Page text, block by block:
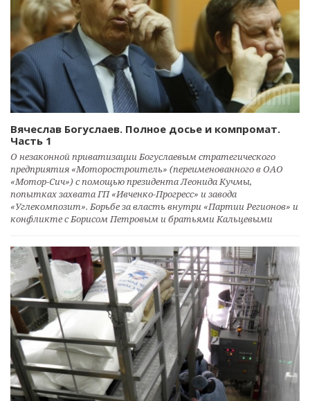
Вячеслав Богуслаев. Полное досье и компромат.
Часть 1
О незаконной приватизации Богуслаевым стратегического
предприятия «Моторостроитель» (переименованного в ОАО
«Мотор-Сич») с помощью президента Леонида Кучмы,
попытках захвата ГП «Ивченко-Прогресс» и завода
«Углекомпозит». Борьбе за власть внутри «Партии Регионов» и
конфликте с Борисом Петровым и братьями Кальцевыми